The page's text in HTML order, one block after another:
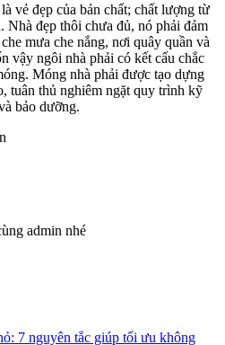
vẻ đẹp của bản chất; chất lượng từ
Nhà đẹp thôi chưa đủ, nó phải đảm
mưa che nắng, nơi quây quần và
vậy ngôi nhà phải có kết cấu chắc
Móng nhà phải được tạo dựng
tuân thủ nghiêm ngặt quy trình kỹ
bảo dưỡng.
admin nhé
7 nguyên tắc giúp tối ưu không